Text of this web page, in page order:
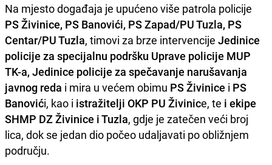
Na mjesto događaja je upućeno više patrola policije
PS Živinice, PS Banovići, PS Zapad/PU Tuzla, PS
Centar/PU Tuzla, timovi za brze intervencije Jedinice
policije za specijalnu podršku Uprave policije MUP
TK-a, Jedinice policije za spečavanje narušavanja
javnog reda i mira u većem obimu PS Živinice i PS
Banovići, kao i istražitelji OKP PU Živinice, te i ekipe
SHMP DZ Živinice i Tuzla, gdje je zatečen veći broj
lica, dok se jedan dio počeo udaljavati po obližnjem
području.